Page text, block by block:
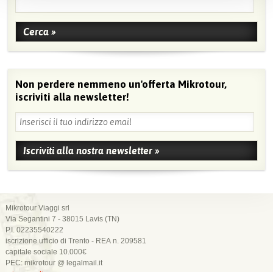
Non perdere nemmeno un'offerta Mikrotour,
iscriviti alla newsletter!
Mikrotour Viaggi srl
Via Segantini 7 - 38015 Lavis (TN)
P.I. 02235540222
iscrizione ufficio di Trento - REA n. 209581
capitale sociale 10.000€
PEC: mikrotour @ legalmail.it